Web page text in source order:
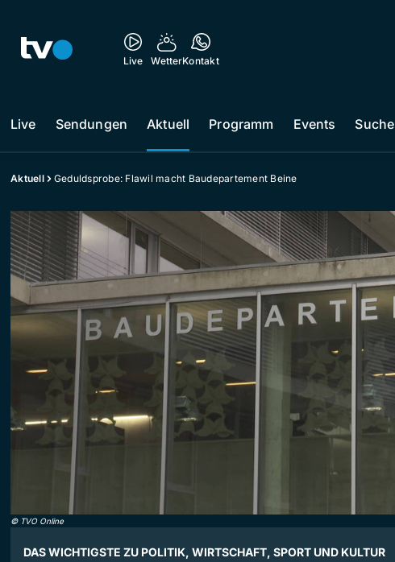
Live WetterKontakt
Live Sendungen Aktuell Programm Events Suche
Aktuell Geduldsprobe: Flawil macht Baudepartement Beine
© TVO Online
DAS WICHTIGSTE ZU POLITIK, WIRTSCHAFT, SPORT UND KULTUR